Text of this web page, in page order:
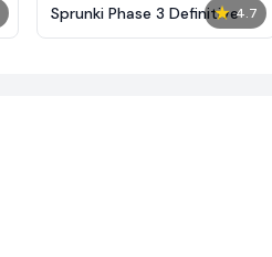
★ 4.7
Sprunki Phase 3 Definitive